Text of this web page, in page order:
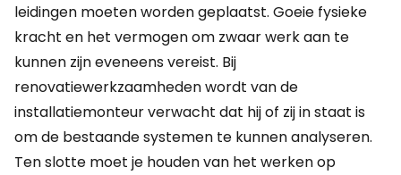
leidingen moeten worden geplaatst. Goeie fysieke
kracht en het vermogen om zwaar werk aan te
kunnen zijn eveneens vereist. Bij
renovatiewerkzaamheden wordt van de
installatiemonteur verwacht dat hij of zij in staat is
om de bestaande systemen te kunnen analyseren.
Ten slotte moet je houden van het werken op